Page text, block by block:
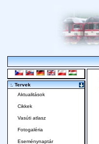
:. Tervek
Aktualitások
Cikkek
Vasúti atlasz
Fotogaléria
Eseménynaptár